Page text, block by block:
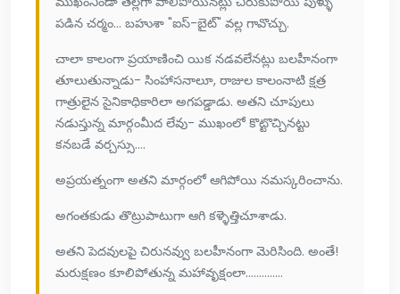
పడిన చర్మం... బహుశా "ఐస్-బైట్" వల్ల గావొచ్చు.
చాలా కాలంగా ప్రయాణించి యిక నడవలేనట్లు బలహీనంగా
తూలుతున్నాడు- సింహాసనాలూ, రాజుల కాలంనాటి క్షత్ర
గాత్రులైన సైనికాధికారిలా అగపడ్డాడు. అతని చూపులు
నడుస్తున్న మార్గంమీద లేవు- ముఖంలో కొట్టొచ్చినట్టు
కనబడే వర్చస్సు....
అప్రయత్నంగా అతని మార్గంలో ఆగిపోయి నమస్కరించాను.
అగంతకుడు తొట్రుపాటుగా ఆగి కళ్ళెత్తిచూశాడు.
అతని పెదవులపై చిరునవ్వు బలహీనంగా మెరిసింది. అంతే!
మరుక్షణం కూలిపోతున్న మహావృక్షంలా..............